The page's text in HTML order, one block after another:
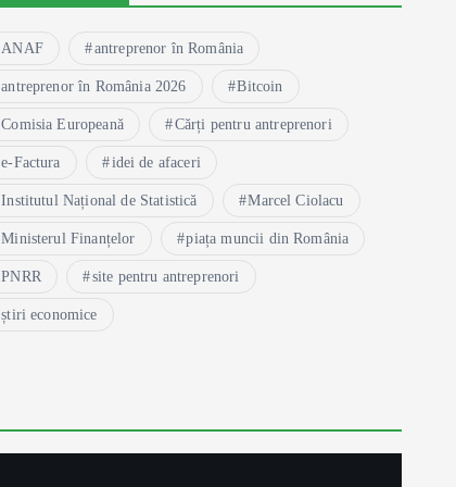
ANAF antreprenor în România
antreprenor în România 2026 Bitcoin
Comisia Europeană Cărți pentru antreprenori
e-Factura idei de afaceri
Institutul Național de Statistică Marcel Ciolacu
Ministerul Finanțelor piața muncii din România
PNRR site pentru antreprenori
știri economice